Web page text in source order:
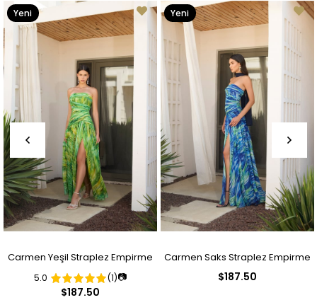
Carmen Yeşil Straplez Empirme
Desenli Abiye Elbise
5.0 (1)📷
$187.50
Yeni
Ürün
Carmen Saks Straplez Empirme
$187.50
Yeni
Ürün